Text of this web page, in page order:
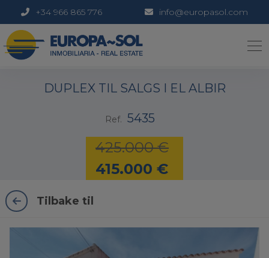
+34 966 865 776 info@europasol.com
DUPLEX TIL SALGS I EL ALBIR
Ref. 5435
425.000 €
415.000 €
Tilbake til
1 / 17